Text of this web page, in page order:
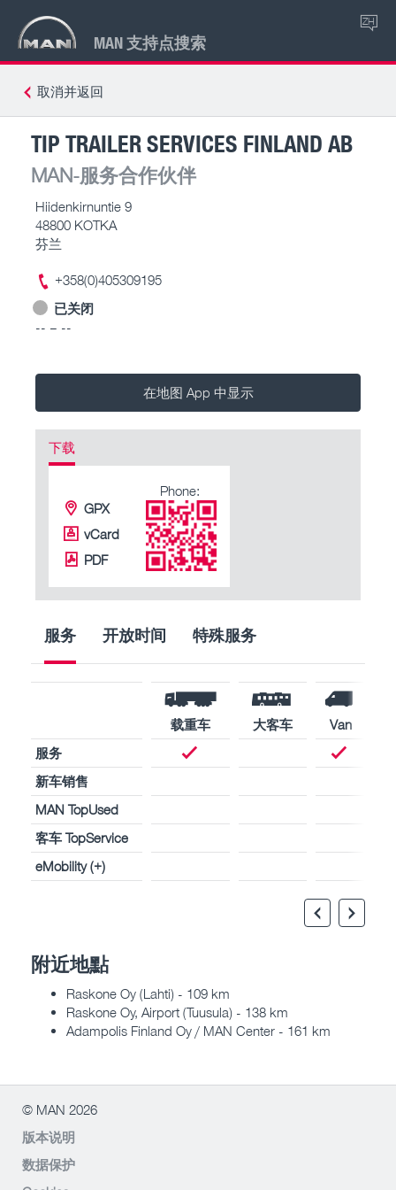
MAN 支持点搜索
ZH
取消并返回
TIP TRAILER SERVICES FINLAND AB
MAN-服务合作伙伴
Hiidenkirnuntie 9
48800 KOTKA
芬兰
+358(0)405309195
已关闭
-- – --
在地图 App 中显示
下载
GPX
vCard
PDF
Phone:
服务 开放时间 特殊服务
载重车 大客车
Van
服务
新车销售
MAN TopUsed
客车 TopService
eMobility (+)
附近地點
Raskone Oy (Lahti) - 109 km
Raskone Oy, Airport (Tuusula) - 138 km
Adampolis Finland Oy / MAN Center - 161 km
© MAN 2026
版本说明
数据保护